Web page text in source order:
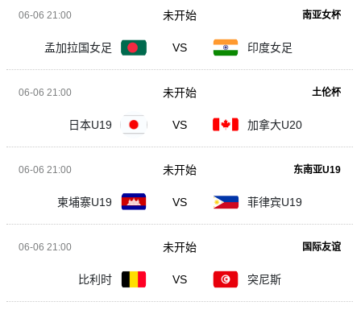
06-06 21:00 南亚女杯
孟加拉国女足 VS 印度女足
未开始
06-06 21:00 土伦杯
日本U19 VS 加拿大U20
未开始
06-06 21:00 东南亚U19
柬埔寨U19 VS 菲律宾U19
未开始
06-06 21:00 国际友谊
比利时 VS 突尼斯
未开始